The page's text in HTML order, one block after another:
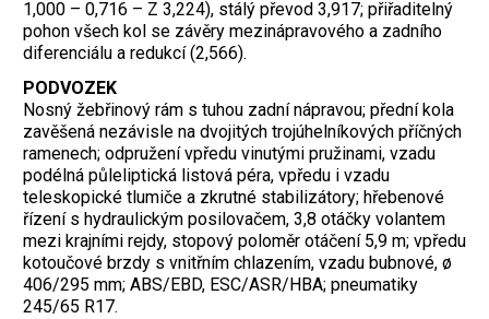
1,000 – 0,716 – Z 3,224), stálý převod 3,917; přiřaditelný
pohon všech kol se závěry mezinápravového a zadního
diferenciálu a redukcí (2,566).
PODVOZEK
Nosný žebřinový rám s tuhou zadní nápravou; přední kola
zavěšená nezávisle na dvojitých trojúhelníkových příčných
ramenech; odpružení vpředu vinutými pružinami, vzadu
podélná půleliptická listová péra, vpředu i vzadu
teleskopické tlumiče a zkrutné stabilizátory; hřebenové
řízení s hydraulickým posilovačem, 3,8 otáčky volantem
mezi krajními rejdy, stopový poloměr otáčení 5,9 m; vpředu
kotoučové brzdy s vnitřním chlazením, vzadu bubnové, ø
406/295 mm; ABS/EBD, ESC/ASR/HBA; pneumatiky
245/65 R17.